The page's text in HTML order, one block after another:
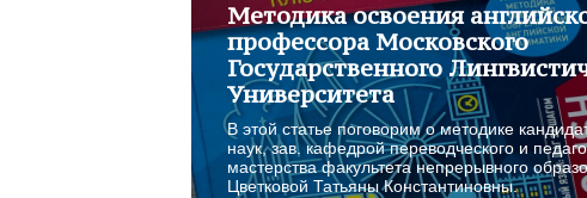
Методика освоения
профессора Московского
Государственного
Университета
В этой статье поговорим о методике
наук, зав. кафедрой переводческого и
мастерства факультета непрерывного
Цветковой Татьяны Константиновны.